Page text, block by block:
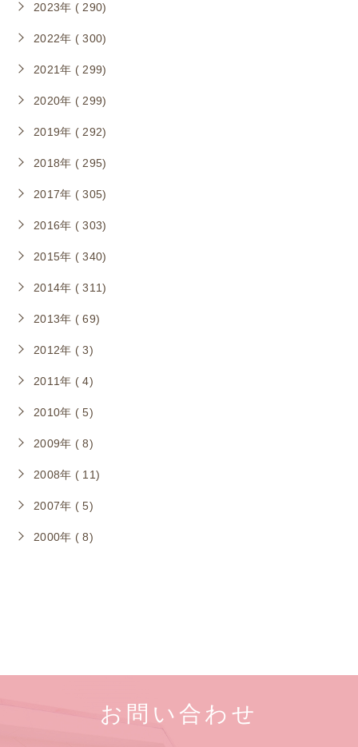
2023年 ( 290)
2022年 ( 300)
2021年 ( 299)
2020年 ( 299)
2019年 ( 292)
2018年 ( 295)
2017年 ( 305)
2016年 ( 303)
2015年 ( 340)
2014年 ( 311)
2013年 ( 69)
2012年 ( 3)
2011年 ( 4)
2010年 ( 5)
2009年 ( 8)
2008年 ( 11)
2007年 ( 5)
2000年 ( 8)
お問い合わせ